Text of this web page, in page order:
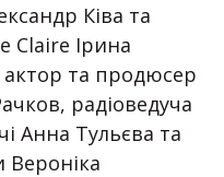
Ківа та
Claire Ірина
актор та продюсер
радіоведуча
Анна Тульєва та
Вероніка